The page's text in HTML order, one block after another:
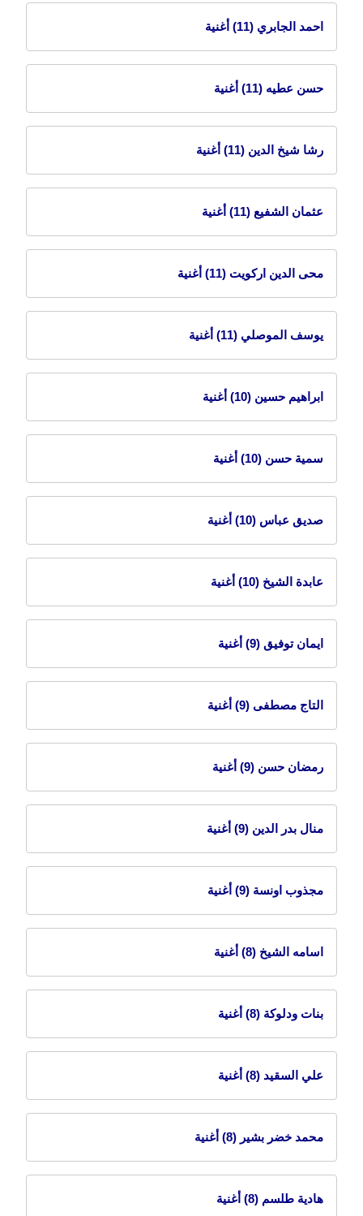
احمد الجابري (11) أغنية
حسن عطيه (11) أغنية
رشا شيخ الدين (11) أغنية
عثمان الشفيع (11) أغنية
محى الدين اركويت (11) أغنية
يوسف الموصلي (11) أغنية
ابراهيم حسين (10) أغنية
سمية حسن (10) أغنية
صديق عباس (10) أغنية
عابدة الشيخ (10) أغنية
ايمان توفيق (9) أغنية
التاج مصطفى (9) أغنية
رمضان حسن (9) أغنية
منال بدر الدين (9) أغنية
مجذوب اونسة (9) أغنية
اسامه الشيخ (8) أغنية
بنات ودلوكة (8) أغنية
علي السقيد (8) أغنية
محمد خضر بشير (8) أغنية
هادية طلسم (8) أغنية